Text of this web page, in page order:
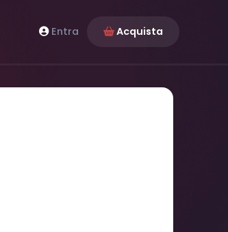
Entra Acquista